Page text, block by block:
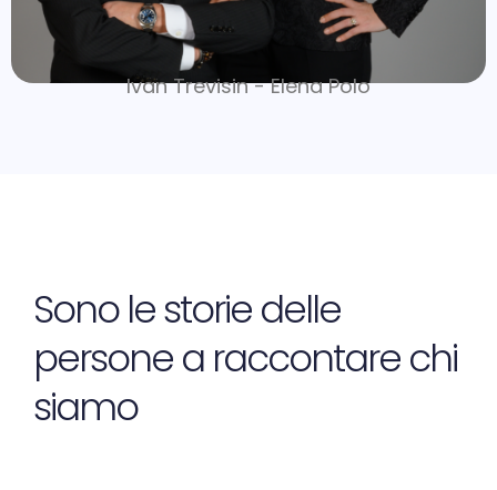
Ivan Trevisin - Elena Polo
Sono le storie delle
persone a raccontare chi
siamo